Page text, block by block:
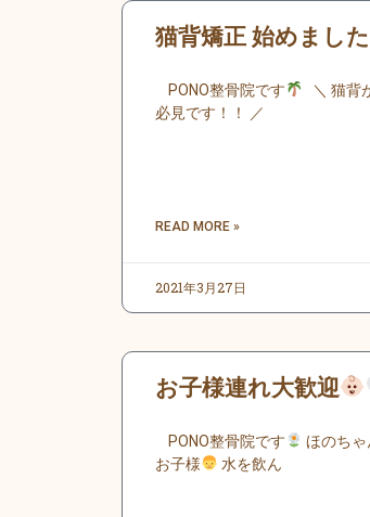
猫背矯正 始めました
PONO整骨院です
＼ 猫背
必見です！！ ／
READ MORE »
2021年3月27日
お子様連れ大歓迎
PONO整骨院です
ほのち
お子様
水を飲ん